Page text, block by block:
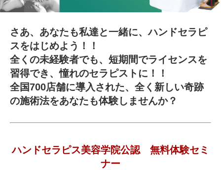
さあ、あなたも私達と一緒に、ハンドセラピ
スをはじめよう！！
全くの未経験者でも、短期間でライセンスを
習得でき、憧れのセラピストに！！
全国700店舗に導入された、全く新しい奇跡
の施術法をあなたも体験しませんか？
ハンドセラピス美容学院公認 無料体験セミ
ナー